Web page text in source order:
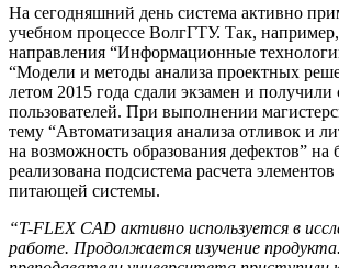
На сегодняшний день система активно
учебном процессе ВолгГТУ. Так,
направления “Информационные
“Модели и методы анализа проектных
летом 2015 года сдали экзамен и
пользователей. При выполнении
тему “Автоматизация анализа отливок и
на возможность образования дефектов” на
реализована подсистема расчета
питающей системы.
“T-FLEX CAD активно используется в
работе. Продолжается изучение